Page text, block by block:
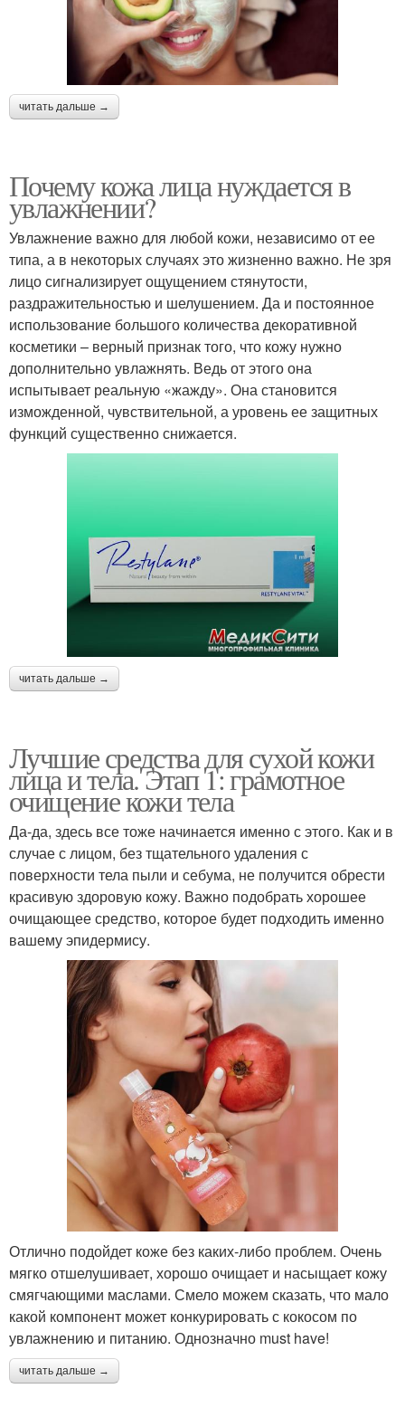
читать дальше →
Почему кожа лица нуждается в
увлажнении?
Увлажнение важно для любой кожи, независимо от ее
типа, а в некоторых случаях это жизненно важно. Не зря
лицо сигнализирует ощущением стянутости,
раздражительностью и шелушением. Да и постоянное
использование большого количества декоративной
косметики – верный признак того, что кожу нужно
дополнительно увлажнять. Ведь от этого она
испытывает реальную «жажду». Она становится
изможденной, чувствительной, а уровень ее защитных
функций существенно снижается.
читать дальше →
Лучшие средства для сухой кожи
лица и тела. Этап 1: грамотное
очищение кожи тела
Да-да, здесь все тоже начинается именно с этого. Как и в
случае с лицом, без тщательного удаления с
поверхности тела пыли и себума, не получится обрести
красивую здоровую кожу. Важно подобрать хорошее
очищающее средство, которое будет подходить именно
вашему эпидермису.
Отлично подойдет коже без каких-либо проблем. Очень
мягко отшелушивает, хорошо очищает и насыщает кожу
смягчающими маслами. Смело можем сказать, что мало
какой компонент может конкурировать с кокосом по
увлажнению и питанию. Однозначно must have!
читать дальше →